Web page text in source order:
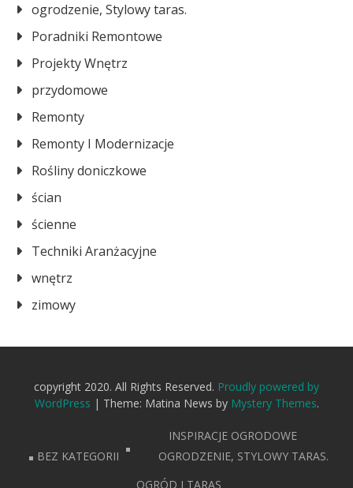
ogrodzenie, Stylowy taras.
Poradniki Remontowe
Projekty Wnętrz
przydomowe
Remonty
Remonty I Modernizacje
Rośliny doniczkowe
ścian
ścienne
Techniki Aranżacyjne
wnętrz
zimowy
copyright 2020. All Rights Reserved. Proudly powered by
WordPress | Theme: Matina News by Mystery Themes.
BEZ KATEGORII
INSPIRACJE OGRODOWE
OGRODZENIE, STYLOWY TARAS.
OGRÓD I TARAS